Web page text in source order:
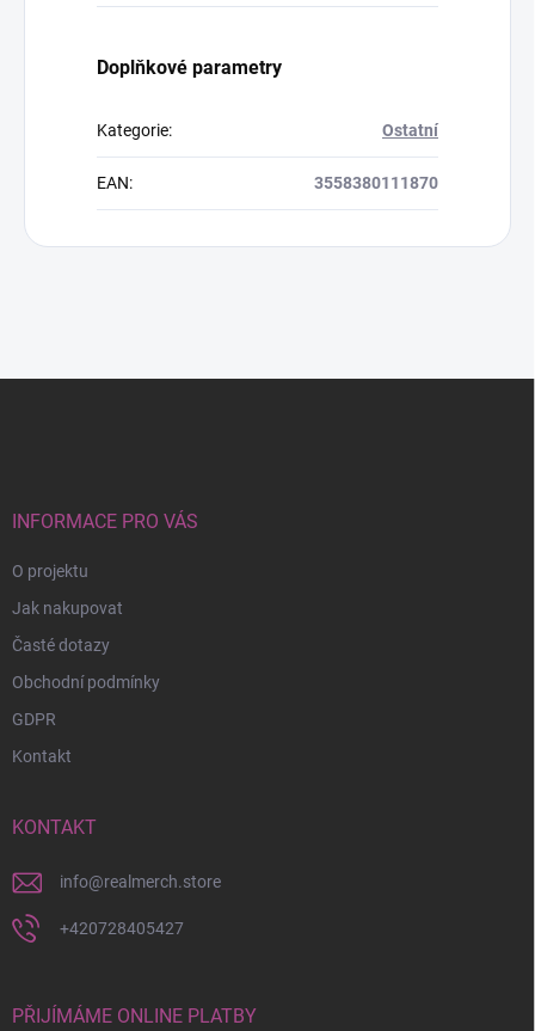
Doplňkové parametry
Kategorie: Ostatní
EAN: 3558380111870
INFORMACE PRO VÁS
O projektu
Jak nakupovat
Časté dotazy
Obchodní podmínky
GDPR
Kontakt
KONTAKT
info@realmerch.store
+420728405427
PŘIJÍMÁME ONLINE PLATBY